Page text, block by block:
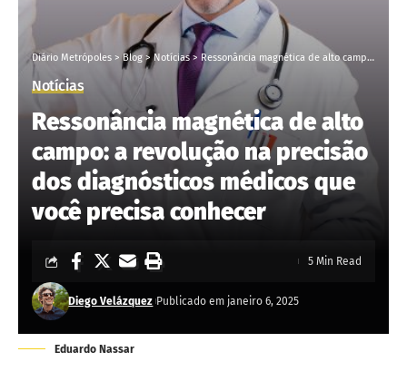
Diário Metrópoles >Blog>Notícias> Ressonância magnética de alto campo: a revolução na precisão dos diagnósticos médicos que você precisa conhecer
Notícias
Ressonância magnética de alto
campo: a revolução na precisão
dos diagnósticos médicos que
você precisa conhecer
Diego Velázquez Publicado em janeiro 6, 2025
5 Min Read
Eduardo Nassar